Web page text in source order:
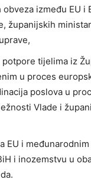
između EU i
županijskih
tijelima iz
u proces
poslova u
Vlade i
EU i
i inozemstvu u